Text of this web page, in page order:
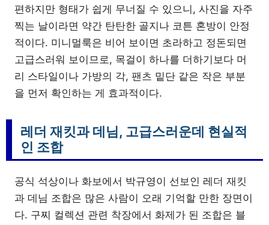
편하지만 형태가 쉽게 무너질 수 있으니, 사진을 자주
찍는 날이라면 약간 탄탄한 골지나 코튼 혼방이 안정
적이다. 미니멀룩은 비어 보이면 초라하고 정돈되면
고급스러워 보이므로, 목걸이 하나를 더하기보다 머
리 스타일이나 가방의 각, 팬츠 밑단 같은 작은 부분
을 먼저 확인하는 게 효과적이다.
레더 재킷과 데님, 고급스러운데 현실적
인 조합
공식 석상이나 화보에서 박규영이 선보인 레더 재킷
과 데님 조합은 많은 사람이 오래 기억할 만한 장면이
다. 구찌 컬렉션 관련 착장에서 화제가 된 조합은 블